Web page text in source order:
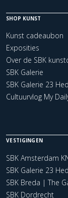
SHOP KUNST
Kunst cadeaubon
Exposities
Over de SBK
SBK Galerie
SBK Galerie 23
Cultuurvlog My
VESTIGINGEN
SBK Amsterdam
SBK Galerie 23
SBK Breda | The
SBK Dordrecht